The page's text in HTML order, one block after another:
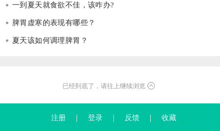
一到夏天就食欲不佳，该咋办?
脾胃虚寒的表现有哪些？
夏天该如何调理脾胃？
已经到底了，请往上继续浏览
注册 登录 反馈 收藏